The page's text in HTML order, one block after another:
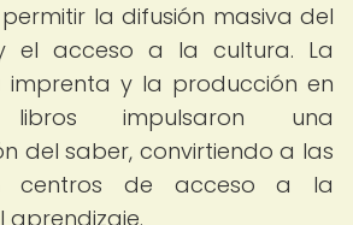
la difusión masiva del
el acceso a la cultura. La
imprenta y la producción en
impulsaron una
del saber, convirtiendo a las
centros de acceso a la
aprendizaje.